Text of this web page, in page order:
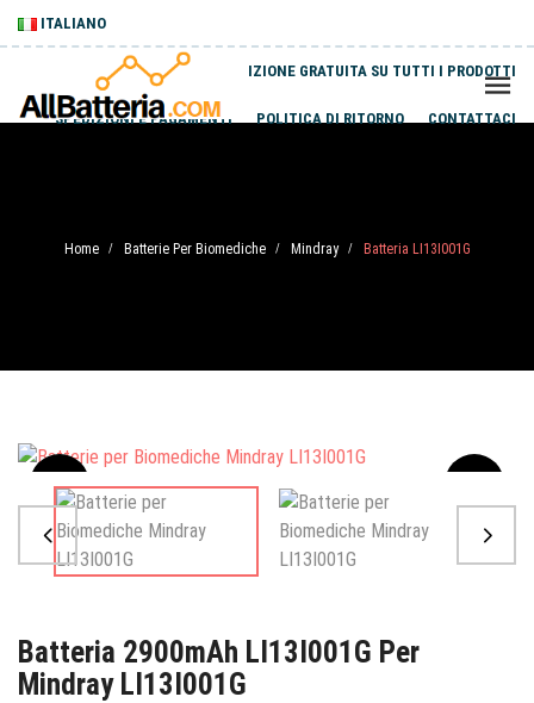
ITALIANO
SPEDIZIONE GRATUITA SU TUTTI I PRODOTTI
SPEDIZIONI E PAGAMENTI POLITICA DI RITORNO CONTATTACI
Home / Batterie Per Biomediche / Mindray / Batteria LI13I001G
Sale
Batteria 2900mAh LI13I001G Per
Mindray LI13I001G